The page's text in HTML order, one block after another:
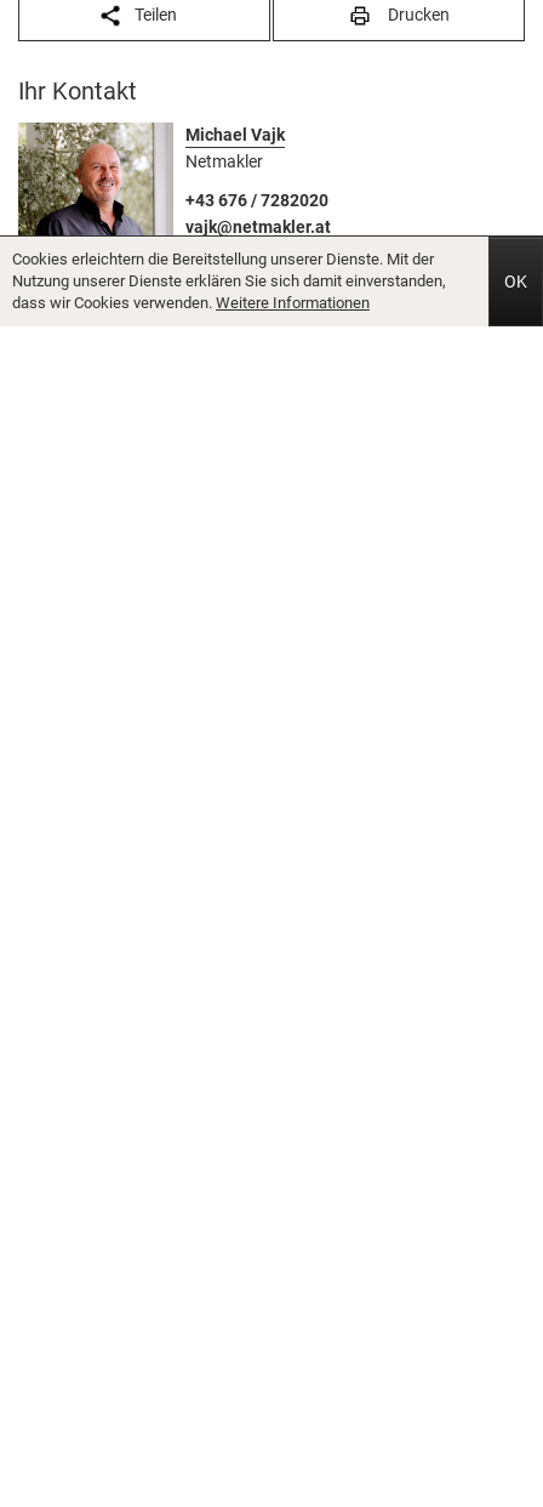
Teilen Drucken
Ihr Kontakt
Michael Vajk
Netmakler
+43 676 / 7282020
vajk@netmakler.at
Cookies erleichtern die Bereitstellung unserer Dienste. Mit der
Nutzung unserer Dienste erklären Sie sich damit einverstanden,
dass wir Cookies verwenden. Weitere Informationen
OK